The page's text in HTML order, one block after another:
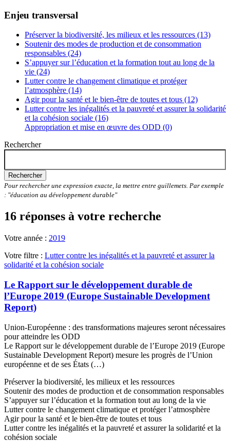
Enjeu transversal
Préserver la biodiversité, les milieux et les ressources (13)
Soutenir des modes de production et de consommation
responsables (24)
S’appuyer sur l’éducation et la formation tout au long de la
vie (24)
Lutter contre le changement climatique et protéger
l’atmosphère (14)
Agir pour la santé et le bien-être de toutes et tous (12)
Lutter contre les inégalités et la pauvreté et assurer la solidarité
et la cohésion sociale (16)
Appropriation et mise en œuvre des ODD (0)
Rechercher
Rechercher
Pour rechercher une expression exacte, la mettre entre guillemets. Par exemple
: "éducation au développement durable"
16 réponses à votre recherche
Votre année : 2019
Votre filtre : Lutter contre les inégalités et la pauvreté et assurer la
solidarité et la cohésion sociale
Le Rapport sur le développement durable de
l’Europe 2019 (Europe Sustainable Development
Report)
Union-Européenne : des transformations majeures seront nécessaires
pour atteindre les ODD
Le Rapport sur le développement durable de l’Europe 2019 (Europe
Sustainable Development Report) mesure les progrès de l’Union
européenne et de ses États (…)
Préserver la biodiversité, les milieux et les ressources
Soutenir des modes de production et de consommation responsables
S’appuyer sur l’éducation et la formation tout au long de la vie
Lutter contre le changement climatique et protéger l’atmosphère
Agir pour la santé et le bien-être de toutes et tous
Lutter contre les inégalités et la pauvreté et assurer la solidarité et la
cohésion sociale